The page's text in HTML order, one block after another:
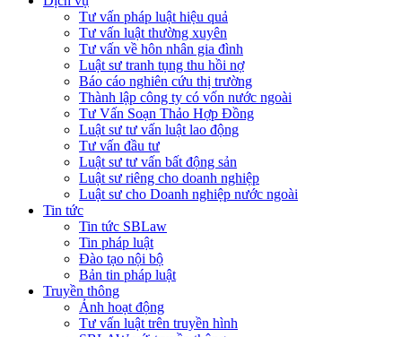
Tư vấn pháp luật hiệu quả
Tư vấn luật thường xuyên
Tư vấn về hôn nhân gia đình
Luật sư tranh tụng thu hồi nợ
Báo cáo nghiên cứu thị trường
Thành lập công ty có vốn nước ngoài
Tư Vấn Soạn Thảo Hợp Đồng
Luật sư tư vấn luật lao động
Tư vấn đầu tư
Luật sư tư vấn bất động sản
Luật sư riêng cho doanh nghiệp
Luật sư cho Doanh nghiệp nước ngoài
Tin tức
Tin tức SBLaw
Tin pháp luật
Đào tạo nội bộ
Bản tin pháp luật
Truyền thông
Ảnh hoạt động
Tư vấn luật trên truyền hình